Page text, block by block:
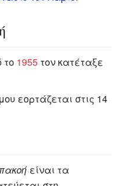
το 1955 τον κατέταξε
εορτάζεται στις 14
είναι τα